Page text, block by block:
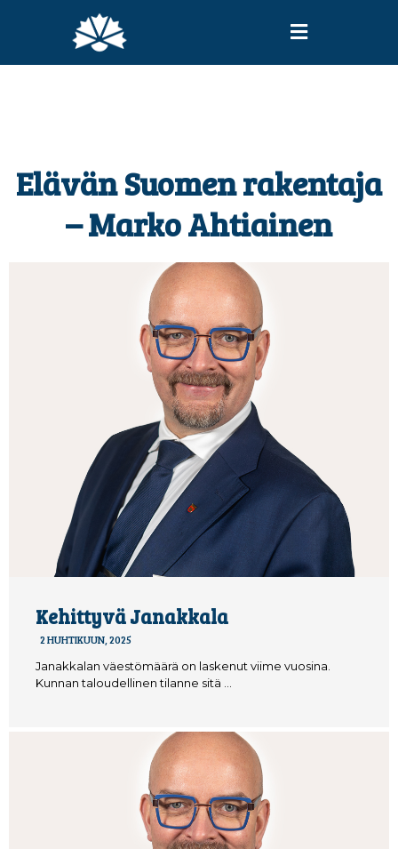
Elävän Suomen rakentaja
– Marko Ahtiainen
Kehittyvä Janakkala
2 HUHTIKUUN, 2025
Janakkalan väestömäärä on laskenut viime vuosina.
Kunnan taloudellinen tilanne sitä …